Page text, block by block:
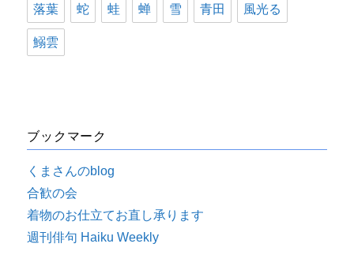
落葉 蛇 蛙 蝉 雪 青田 風光る
鰯雲
ブックマーク
くまさんのblog
合歓の会
着物のお仕立てお直し承ります
週刊俳句 Haiku Weekly